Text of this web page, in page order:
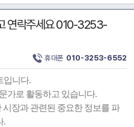
연락주세요 010-3253-
휴대폰 010-3253-6552
입니다.
가로 활동하고 있습니다.
장과 관련된 중요한 정보를 파
.